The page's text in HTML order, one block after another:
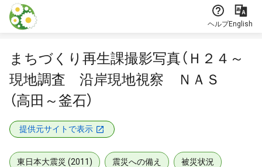
本文に飛ぶ
ヘルプEnglish
まちづくり再生課撮影写真（Ｈ２４～
現地調査 沿岸現地視察 ＮＡＳ
（高田～釜石）
提供元サイトで表示
東日本大震災 (2011) 震災への備え 被災状況